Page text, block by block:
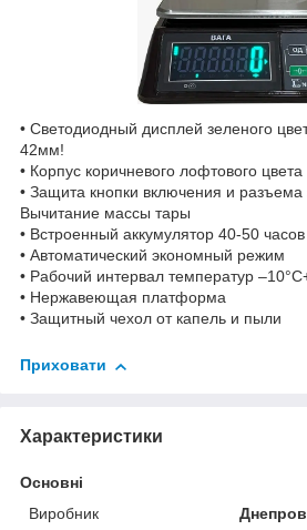
• Светодиодный дисплей зеленого
42мм!
• Корпус коричневого лофтового цвета
• Защита кнопки включения и разъема
Вычитание массы тары
• Встроенный аккумулятор 40-50 часов
• Автоматический экономный режим
• Рабочий интервал температур
• Нержавеющая платформа
• Защитный чехол от капель и пыли
Приховати
Характеристики
Основні
Виробник